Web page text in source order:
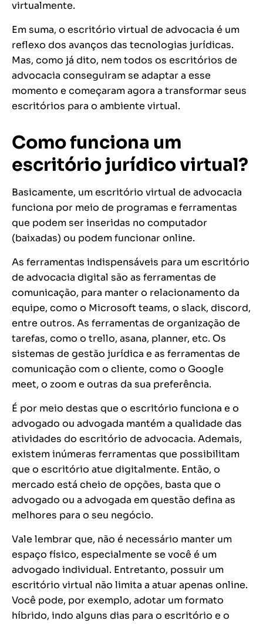
virtualmente.
Em suma, o escritório virtual de advocacia é um
reflexo dos avanços das tecnologias jurídicas.
Mas, como já dito, nem todos os escritórios de
advocacia conseguiram se adaptar a esse
momento e começaram agora a transformar seus
escritórios para o ambiente virtual.
Como funciona um
escritório jurídico virtual?
Basicamente, um escritório virtual de advocacia
funciona por meio de programas e ferramentas
que podem ser inseridas no computador
(baixadas) ou podem funcionar online.
As ferramentas indispensáveis para um escritório
de advocacia digital são as ferramentas de
comunicação, para manter o relacionamento da
equipe, como o Microsoft teams, o slack, discord,
entre outros. As ferramentas de organização de
tarefas, como o trello, asana, planner, etc. Os
sistemas de gestão jurídica e as ferramentas de
comunicação com o cliente, como o Google
meet, o zoom e outras da sua preferência.
É por meio destas que o escritório funciona e o
advogado ou advogada mantém a qualidade das
atividades do escritório de advocacia. Ademais,
existem inúmeras ferramentas que possibilitam
que o escritório atue digitalmente. Então, o
mercado está cheio de opções, basta que o
advogado ou a advogada em questão defina as
melhores para o seu negócio.
Vale lembrar que, não é necessário manter um
espaço físico, especialmente se você é um
advogado individual. Entretanto, possuir um
escritório virtual não limita a atuar apenas online.
Você pode, por exemplo, adotar um formato
híbrido, indo alguns dias para o escritório e o